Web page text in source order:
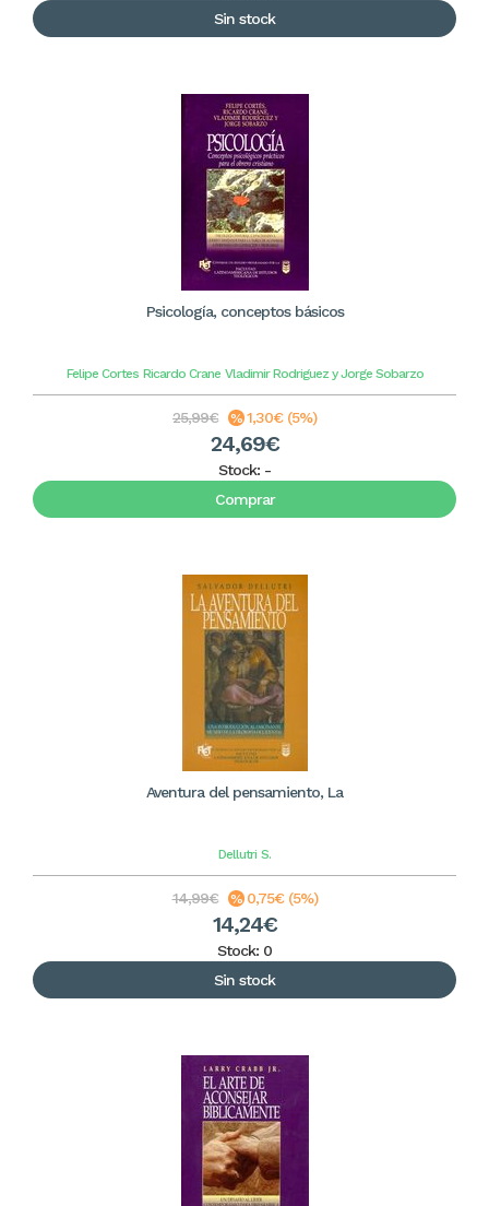
Sin stock
Psicología, conceptos básicos
Felipe Cortes Ricardo Crane Vladimir Rodriguez y Jorge Sobarzo
25,99€ 1,30€ (5%)
24,69€
Stock: -
Comprar
Aventura del pensamiento, La
Dellutri S.
14,99€ 0,75€ (5%)
14,24€
Stock: 0
Sin stock